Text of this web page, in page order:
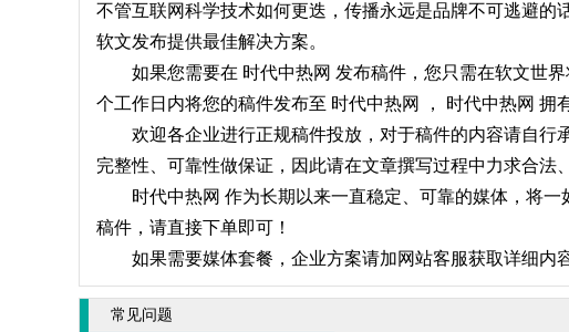
不管互联网科学技术如何更迭，传播永远是品牌不可逃避的
软文发布提供最佳解决方案。
如果您需要在 时代中热网 发布稿件，您只需在软文世
个工作日内将您的稿件发布至 时代中热网 ， 时代中热网 拥
欢迎各企业进行正规稿件投放，对于稿件的内容请自行
完整性、可靠性做保证，因此请在文章撰写过程中力求合
时代中热网 作为长期以来一直稳定、可靠的媒体，将
稿件，请直接下单即可！
如果需要媒体套餐，企业方案请加网站客服获取详细内
常见问题